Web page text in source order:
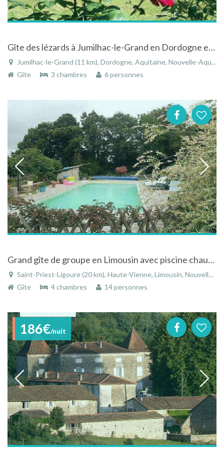
Gîte des lézards à Jumilhac-le-Grand en Dordogne en Aquitaine à la campagne avec piscine chauffée
Jumilhac-le-Grand (11 km), Dordogne, Aquitaine, Nouvelle-Aquitaine, France
Gîte
3 chambres 6 personnes
Grand gîte de groupe en Limousin avec piscine chauffée
Saint-Priest-Ligoure (20 km), Haute-Vienne, Limousin, Nouvelle-Aquitaine, France
Gîte
4 chambres 14 personnes
186€/nuit